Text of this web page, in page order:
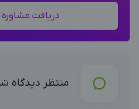
دریافت مشاوره
منتظر دیدگاه